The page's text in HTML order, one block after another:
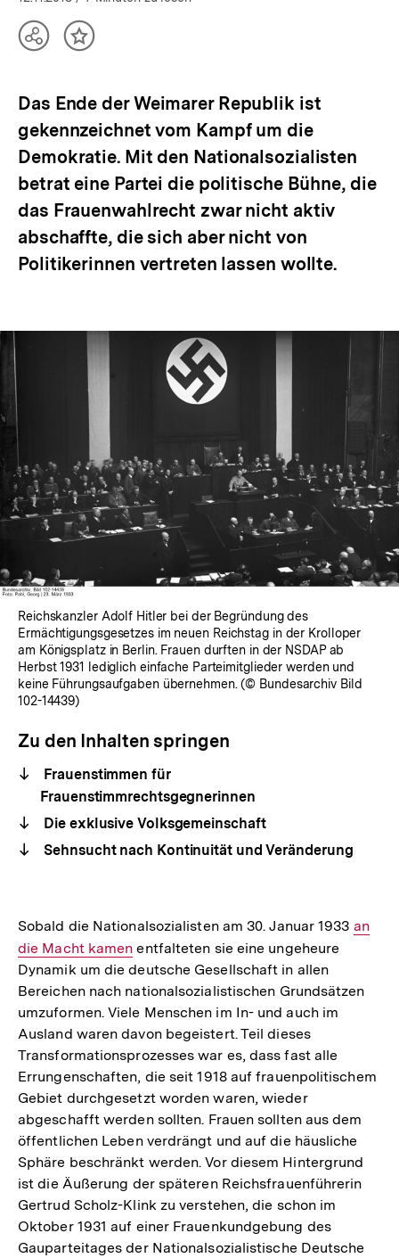
TeilenInhalt
Das Ende der Weimarer Republik ist
gekennzeichnet vom Kampf um die
Demokratie. Mit den Nationalsozialisten
betrat eine Partei die politische Bühne, die
das Frauenwahlrecht zwar nicht aktiv
abschaffte, die sich aber nicht von
Politikerinnen vertreten lassen wollte.
Reichskanzler Adolf Hitler bei der Begründung des
Ermächtigungsgesetzes im neuen Reichstag in der Krolloper
am Königsplatz in Berlin. Frauen durften in der NSDAP ab
Herbst 1931 lediglich einfache Parteimitglieder werden und
keine Führungsaufgaben übernehmen. (© Bundesarchiv Bild
102-14439)
Zu den Inhalten springen
Frauenstimmen für
Frauenstimmrechtsgegnerinnen
Die exklusive Volksgemeinschaft
Sehnsucht nach Kontinuität und Veränderung
Sobald die Nationalsozialisten am 30. Januar 1933 an
die Macht kamen entfalteten sie eine ungeheure
Dynamik um die deutsche Gesellschaft in allen
Bereichen nach nationalsozialistischen Grundsätzen
umzuformen. Viele Menschen im In- und auch im
Ausland waren davon begeistert. Teil dieses
Transformationsprozesses war es, dass fast alle
Errungenschaften, die seit 1918 auf frauenpolitischem
Gebiet durchgesetzt worden waren, wieder
abgeschafft werden sollten. Frauen sollten aus dem
öffentlichen Leben verdrängt und auf die häusliche
Sphäre beschränkt werden. Vor diesem Hintergrund
ist die Äußerung der späteren Reichsfrauenführerin
Gertrud Scholz-Klink zu verstehen, die schon im
Oktober 1931 auf einer Frauenkundgebung des
Gauparteitages der Nationalsozialistische Deutsche